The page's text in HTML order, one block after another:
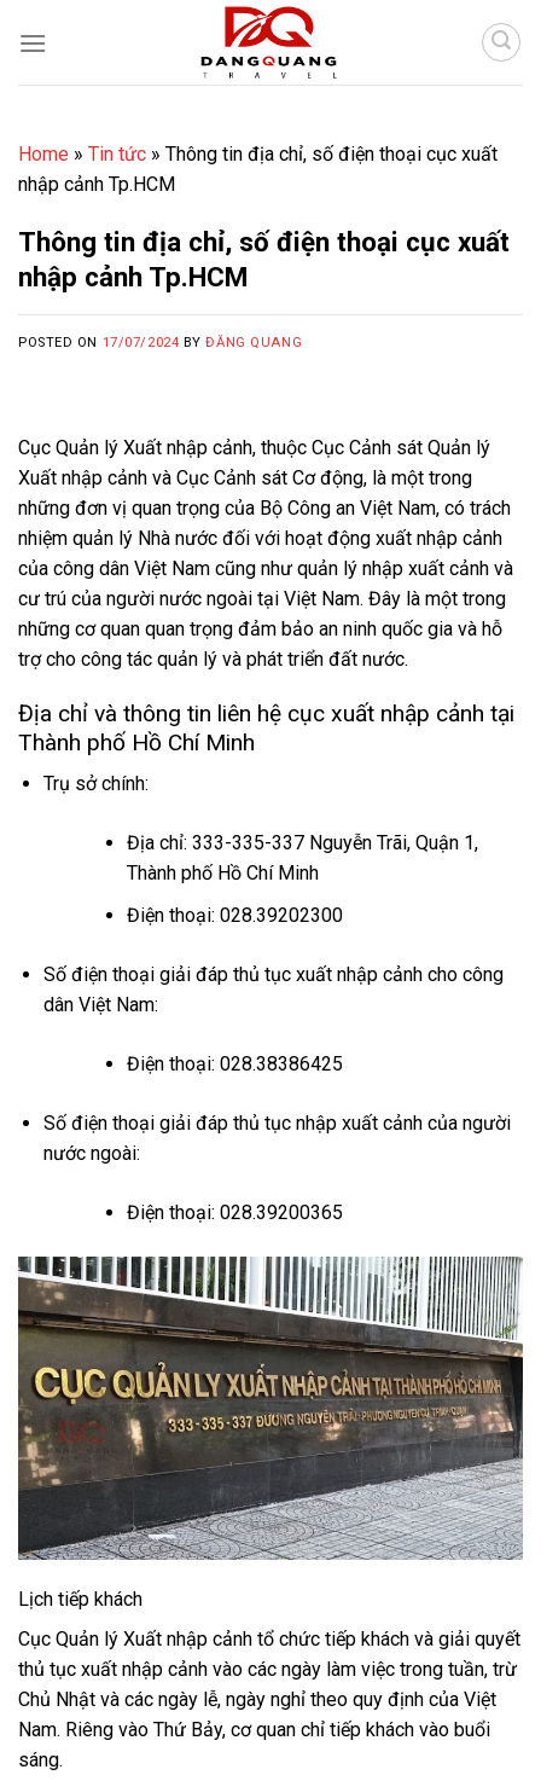
Home » Tin tức » Thông tin địa chỉ, số điện thoại cục xuất
nhập cảnh Tp.HCM
Thông tin địa chỉ, số điện thoại cục xuất
nhập cảnh Tp.HCM
POSTED ON 17/07/2024 BYĐĂNG QUANG
Cục Quản lý Xuất nhập cảnh, thuộc Cục Cảnh sát Quản lý
Xuất nhập cảnh và Cục Cảnh sát Cơ động, là một trong
những đơn vị quan trọng của Bộ Công an Việt Nam, có trách
nhiệm quản lý Nhà nước đối với hoạt động xuất nhập cảnh
của công dân Việt Nam cũng như quản lý nhập xuất cảnh và
cư trú của người nước ngoài tại Việt Nam. Đây là một trong
những cơ quan quan trọng đảm bảo an ninh quốc gia và hỗ
trợ cho công tác quản lý và phát triển đất nước.
Địa chỉ và thông tin liên hệ cục xuất nhập cảnh tại
Thành phố Hồ Chí Minh
Trụ sở chính:
Địa chỉ: 333-335-337 Nguyễn Trãi, Quận 1,
Thành phố Hồ Chí Minh
Điện thoại: 028.39202300
Số điện thoại giải đáp thủ tục xuất nhập cảnh cho công
dân Việt Nam:
Điện thoại: 028.38386425
Số điện thoại giải đáp thủ tục nhập xuất cảnh của người
nước ngoài:
Điện thoại: 028.39200365
Lịch tiếp khách
Cục Quản lý Xuất nhập cảnh tổ chức tiếp khách và giải quyết
thủ tục xuất nhập cảnh vào các ngày làm việc trong tuần, trừ
Chủ Nhật và các ngày lễ, ngày nghỉ theo quy định của Việt
Nam. Riêng vào Thứ Bảy, cơ quan chỉ tiếp khách vào buổi
sáng.